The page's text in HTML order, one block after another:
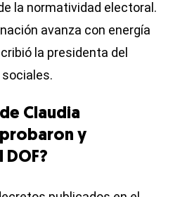
la normatividad electoral.
avanza con energía
la presidenta del
Claudia
y